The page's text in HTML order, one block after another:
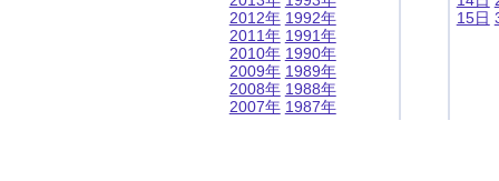
2012年
2011年
2010年
2009年
2008年
2007年
1992年
1991年
1990年
1989年
1988年
1987年
15日